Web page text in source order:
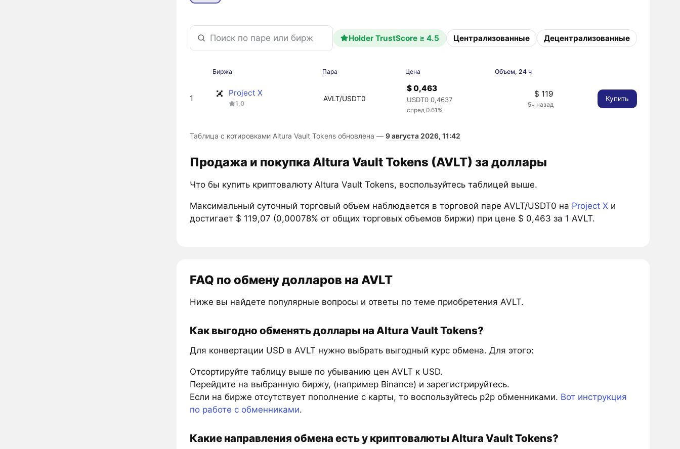
Holder TrustScore ≥ 4.5 Централизованные Децентрализованные
Биржа Пара Цена Объем, 24 ч
1
Project X
1,0
AVLT/USDT0
$ 0,463
USDT0 0,4637
спред 0.61%
$ 119
5ч назад
Купить
Таблица с котировками Altura Vault Tokens обновлена — 9 августа 2026, 11:42
Продажа и покупка Altura Vault Tokens (AVLT) за доллары
Что бы купить криптовалюту Altura Vault Tokens, воспользуйтесь таблицей выше.
Максимальный суточный торговый объем наблюдается в торговой паре AVLT/USDT0 на Project Xи
достигает $ 119,07 (0,00078% от общих торговых объемов биржи) при цене $ 0,463 за 1 AVLT.
FAQ по обмену долларов на AVLT
Ниже вы найдете популярные вопросы и ответы по теме приобретения AVLT.
Как выгодно обменять доллары на Altura Vault Tokens?
Для конвертации USD в AVLT нужно выбрать выгодный курс обмена. Для этого:
Отсортируйте таблицу выше по убыванию цен AVLT к USD.
Перейдите на выбранную биржу, (например Binance) и зарегистрируйтесь.
Если на бирже отсутствует пополнение с карты, то воспользуйтесь p2p обменниками. Вот инструкция
по работе с обменниками.
Какие направления обмена есть у криптовалюты Altura Vault Tokens?